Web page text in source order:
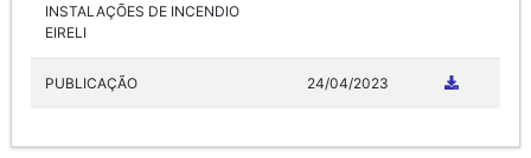
INSTALAÇÕES DE INCENDIO
EIRELI
PUBLICAÇÃO 24/04/2023